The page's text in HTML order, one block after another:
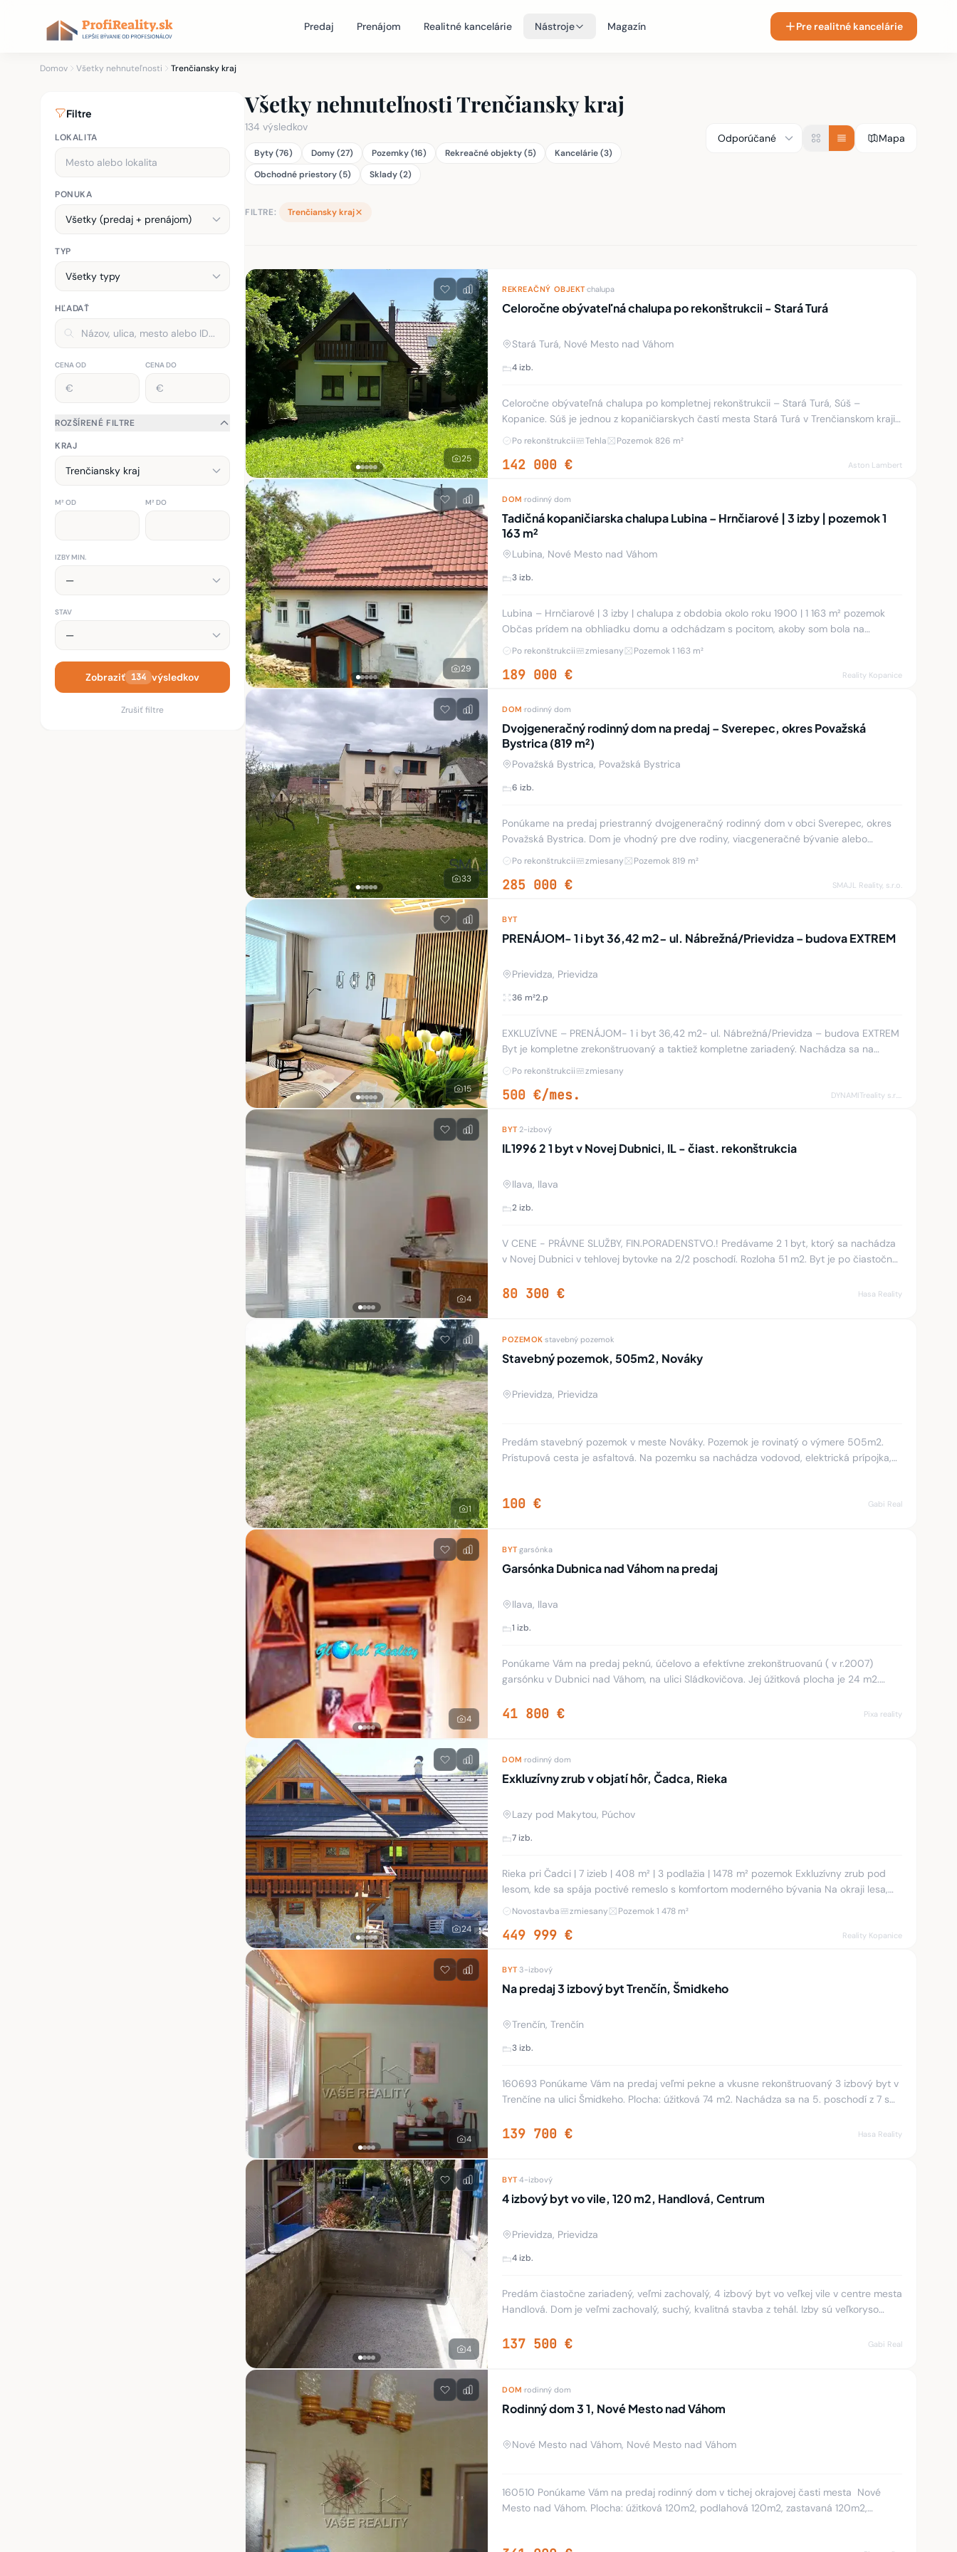
Predaj Prenájom Realitné kancelárie Nástroje Magazín Pre realitné kancelárie
Domov Všetky nehnuteľnosti Trenčiansky kraj
Filtre
LOKALITA
PONUKA
TYP
HĽADAŤ
CENA OD CENA DO
ROZŠÍRENÉ FILTRE
KRAJ
M² OD M² DO
IZBY MIN.
STAV
Zobraziť 134 výsledkov
Zrušiť filtre
Všetky nehnuteľnosti Trenčiansky kraj
134 výsledkov
Byty (76) Domy (27) Pozemky (16) Rekreačné objekty (5)
Kancelárie (3)
Obchodné priestory (5)
Sklady (2)
Mapa
FILTRE: Trenčiansky kraj
Zoznam nehnuteľností
25
REKREAČNÝ OBJEKT·chalupa
Celoročne obývateľná chalupa po rekonštrukcii - Stará Turá
Stará Turá, Nové Mesto nad Váhom
4 izb.
Celoročne obývateľná chalupa po kompletnej rekonštrukcii – Stará Turá, Súš –
Kopanice. Súš je jednou z kopaničiarskych častí mesta Stará Turá v Trenčianskom kraji.
Ide o osídlenie v údolí Súšarského p
Po rekonštrukcii Tehla Pozemok 826 m²
142 000 € Aston Lambert
29
DOM rodinný dom
Tadičná kopaničiarska chalupa Lubina – Hrnčiarové | 3 izby | pozemok 1
163 m²
Lubina, Nové Mesto nad Váhom
3 izb.
Lubina – Hrnčiarové | 3 izby | chalupa z obdobia okolo roku 1900 | 1 163 m² pozemok
Občas prídem na obhliadku domu a odchádzam s pocitom, akoby som bola na
návšteve u dávnych priateľov. Presne tak to
Po rekonštrukcii zmiesany Pozemok 1 163 m²
189 000 € Reality Kopanice
33
DOM rodinný dom
Dvojgeneračný rodinný dom na predaj – Sverepec, okres Považská
Bystrica (819 m²)
Považská Bystrica, Považská Bystrica
6 izb.
Ponúkame na predaj priestranný dvojgeneračný rodinný dom v obci Sverepec, okres
Považská Bystrica. Dom je vhodný pre dve rodiny, viacgeneračné bývanie alebo
kombináciu bývania a podnikania. Disponuje
Po rekonštrukcii zmiesany Pozemok 819 m²
285 000 € SMAJL Reality, s.r.o.
15
BYT
PRENÁJOM- 1 i byt 36,42 m2- ul. Nábrežná/Prievidza – budova EXTREM
Prievidza, Prievidza
36 m²2.p
EXKLUZÍVNE – PRENÁJOM- 1 i byt 36,42 m2- ul. Nábrežná/Prievidza – budova EXTREM
Byt je kompletne zrekonštruovaný a taktiež kompletne zariadený. Nachádza sa na
2.poschodí bytového domu bez výťah
Po rekonštrukcii zmiesany
500 €/mes. DYNAMITreality s.r.o.
4
BYT· 2-izbový
IL1996 2 1 byt v Novej Dubnici, IL - čiast. rekonštrukcia
Ilava, Ilava
2 izb.
V CENE - PRÁVNE SLUŽBY, FIN.PORADENSTVO.! Predávame 2 1 byt, ktorý sa nachádza
v Novej Dubnici v tehlovej bytovke na 2/2 poschodí. Rozloha 51 m2. Byt je po čiastočnej
80 300 € Hasa Reality
1
POZEMOK stavebný pozemok
Stavebný pozemok, 505m2, Nováky
Prievidza, Prievidza
Predám stavebný pozemok v meste Nováky. Pozemok je rovinatý o výmere 505m2.
Prístupová cesta je asfaltová. Na pozemku sa nachádza vodovod, elektrická prípojka,
100 € Gabi Real
4
BYT·garsónka
Garsónka Dubnica nad Váhom na predaj
Ilava, Ilava
1 izb.
Ponúkame Vám na predaj peknú, účelovo a efektívne zrekonštruovanú ( v r.2007)
garsónku v Dubnici nad Váhom, na ulici Sládkovičova. Jej úžitková plocha je 24 m2.
41 800 € Pixa reality
24
DOM rodinný dom
Exkluzívny zrub v objatí hôr, Čadca, Rieka
Lazy pod Makytou, Púchov
7 izb.
Rieka pri Čadci | 7 izieb | 408 m² | 3 podlažia | 1478 m² pozemok Exkluzívny zrub pod
lesom, kde sa spája poctivé remeslo s komfortom moderného bývania Na okraji lesa,
obklopený horskou prírodou a p
Novostavba zmiesany Pozemok 1 478 m²
449 999 € Reality Kopanice
4
BYT·3-izbový
Na predaj 3 izbový byt Trenčín, Šmidkeho
Trenčín, Trenčín
3 izb.
160693 Ponúkame Vám na predaj veľmi pekne a vkusne rekonštruovaný 3 izbový byt v
Trenčíne na ulici Šmidkeho. Plocha: úžitková 74 m2. Nachádza sa na 5. poschodí z 7 s
139 700 € Hasa Reality
4
BYT·4-izbový
4 izbový byt vo vile, 120 m2, Handlová, Centrum
Prievidza, Prievidza
4 izb.
Predám čiastočne zariadený, veľmi zachovalý, 4 izbový byt vo veľkej vile v centre mesta
Handlová. Dom je veľmi zachovalý, suchý, kvalitná stavba z tehál. Izby sú veľkoryso
137 500 € Gabi Real
DOM rodinný dom
Rodinný dom 3 1, Nové Mesto nad Váhom
Nové Mesto nad Váhom, Nové Mesto nad Váhom
160510 Ponúkame Vám na predaj rodinný dom v tichej okrajovej časti mesta Nové
Mesto nad Váhom. Plocha: úžitková 120m2, podlahová 120m2, zastavaná 120m2,